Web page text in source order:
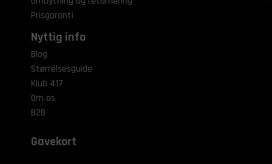
Prisgaranti
Nyttig info
Blog
Størrelsesguide
Klub 417
Om os
B2B
Gavekort